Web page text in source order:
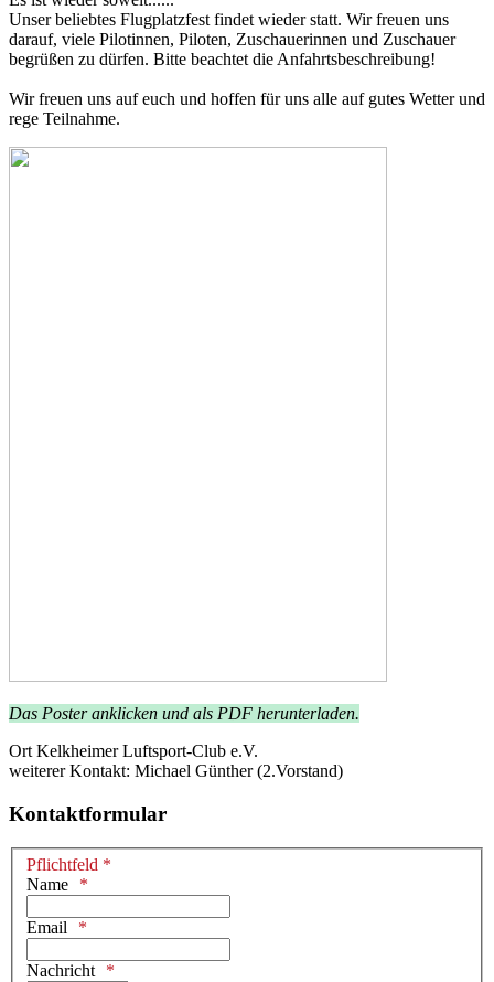
Unser beliebtes Flugplatzfest findet wieder statt. Wir freuen uns
darauf, viele Pilotinnen, Piloten, Zuschauerinnen und Zuschauer
begrüßen zu dürfen. Bitte beachtet die Anfahrtsbeschreibung!
Wir freuen uns auf euch und hoffen für uns alle auf gutes Wetter und
rege Teilnahme.
Das Poster anklicken und als PDF herunterladen.
Ort Kelkheimer Luftsport-Club e.V.
weiterer Kontakt: Michael Günther (2.Vorstand)
Kontaktformular
Pflichtfeld *
Name
Email
Nachricht